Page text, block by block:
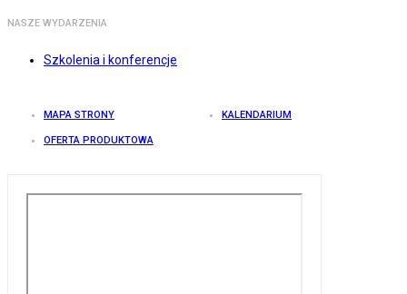
NASZE WYDARZENIA
Szkolenia i konferencje
MAPA STRONY KALENDARIUM
OFERTA PRODUKTOWA